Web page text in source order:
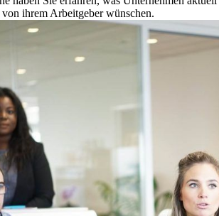
ihrem Arbeitgeber wünschen.